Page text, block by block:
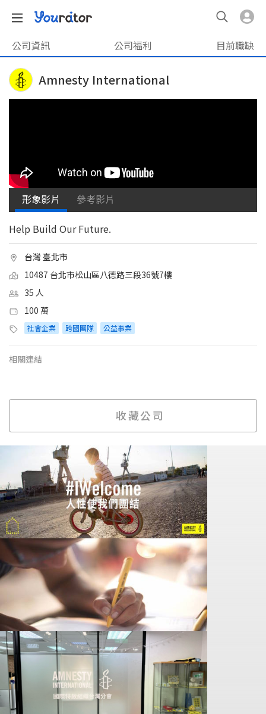
公司資訊 公司福利 目前職缺
Amnesty International
形象影片 參考影片
Help Build Our Future.
台灣 臺北市
10487 台北市松山區八德路三段36號7樓
35 人
100 萬
社會企業 跨國團隊 公益事業
相關連結
收藏公司